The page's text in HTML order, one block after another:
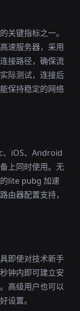
关键指标之一。
速服务器，采用
接路径，确保流
际测试，连接后
保持稳定的网络
、iOS、Android
上同时使用。无
lite pubg 加速
由器配置支持，
即使对技术新手
钟内即可建立安
高级用户也可以
设置。